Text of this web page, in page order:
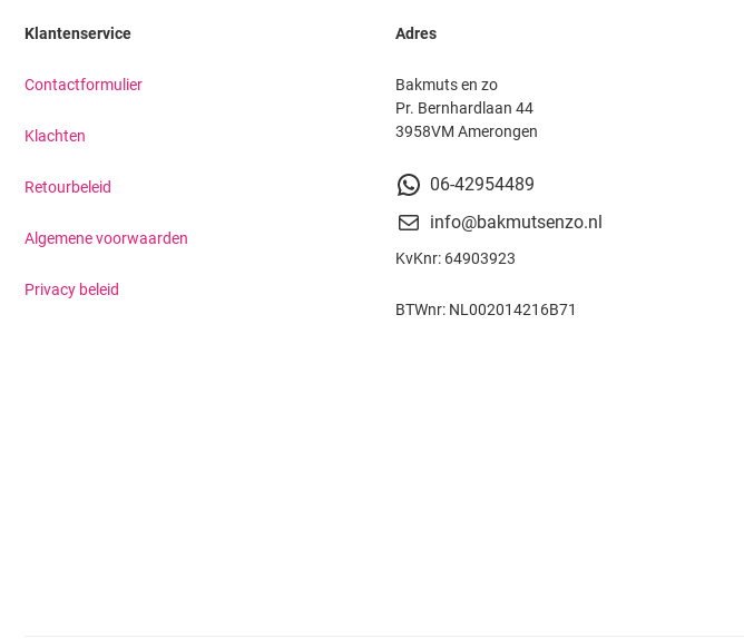
Klantenservice
Contactformulier
Klachten
Retourbeleid
Algemene voorwaarden
Privacy beleid
Adres
Bakmuts en zo
Pr. Bernhardlaan 44
3958VM Amerongen
06-42954489
info@bakmutsenzo.nl
KvKnr: 64903923
BTWnr: NL002014216B71